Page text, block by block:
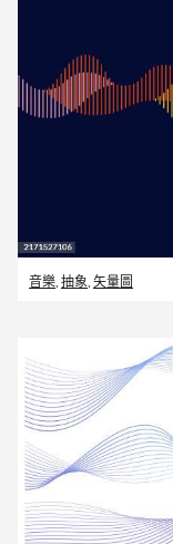
音樂, 抽象, 矢量圖